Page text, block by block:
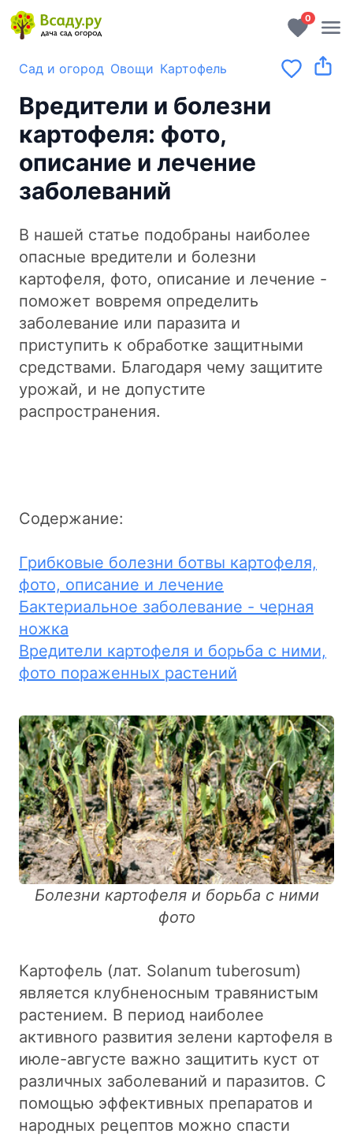
0
Сад и огород Овощи Картофель
Вредители и болезни
картофеля: фото,
описание и лечение
заболеваний
В нашей статье подобраны наиболее
опасные вредители и болезни
картофеля, фото, описание и лечение -
поможет вовремя определить
заболевание или паразита и
приступить к обработке защитными
средствами. Благодаря чему защитите
урожай, и не допустите
распространения.
Содержание:
Грибковые болезни ботвы картофеля,
фото, описание и лечение
Бактериальное заболевание - черная
ножка
Вредители картофеля и борьба с ними,
фото пораженных растений
Болезни картофеля и борьба с ними
фото
Картофель (лат. Solanum tuberosum)
является клубненосным травянистым
растением. В период наиболее
активного развития зелени картофеля в
июле-августе важно защитить куст от
различных заболеваний и паразитов. С
помощью эффективных препаратов и
народных рецептов можно спасти